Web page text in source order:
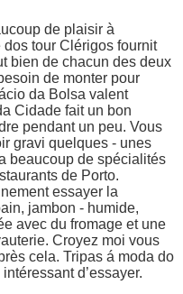
de plaisir à
tour Clérigos fournit
bien de chacun des deux
de monter pour
da Bolsa valent
Cidade fait un bon
pendant un peu. Vous
gravi quelques - unes
beaucoup de spécialités
de Porto.
essayer la
jambon - humide,
avec du fromage et une
Croyez moi vous
cela. Tripas á moda do
d’essayer.